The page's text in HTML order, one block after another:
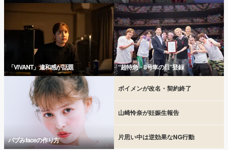
「VIVANT」違和感が話題 “超特急・8号車の日”登録
バブみfaceの作り方
ボイメンが改名・契約終了
山崎怜奈が妊娠生報告
片思い中は逆効果なNG行動